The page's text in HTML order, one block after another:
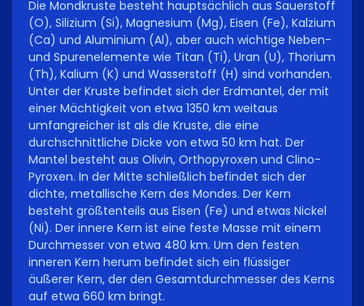
Die Mondkruste besteht hauptsächlich aus Sauerstoff
(O), Silizium (Si), Magnesium (Mg), Eisen (Fe), Kalzium
(Ca) und Aluminium (Al), aber auch wichtige Neben-
und Spurenelemente wie Titan (Ti), Uran (U), Thorium
(Th), Kalium (K) und Wasserstoff (H) sind vorhanden.
Unter der Kruste befindet sich der Erdmantel, der mit
einer Mächtigkeit von etwa 1350 km weitaus
umfangreicher ist als die Kruste, die eine
durchschnittliche Dicke von etwa 50 km hat. Der
Mantel besteht aus Olivin, Orthopyroxen und Clino-
Pyroxen. In der Mitte schließlich befindet sich der
dichte, metallische Kern des Mondes. Der Kern
besteht größtenteils aus Eisen (Fe) und etwas Nickel
(Ni). Der innere Kern ist eine feste Masse mit einem
Durchmesser von etwa 480 km. Um den festen
inneren Kern herum befindet sich ein flüssiger
äußerer Kern, der den Gesamtdurchmesser des Kerns
auf etwa 660 km bringt.